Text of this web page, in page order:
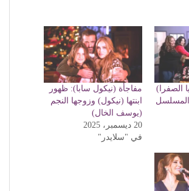
الصفرا)
المسلسل
مفاجأة (نيكول سابا): ظهور
ابنتها (نيكول) وزوجها النجم
(يوسف الخال)
20 ديسمبر، 2025
في "سلايدر"